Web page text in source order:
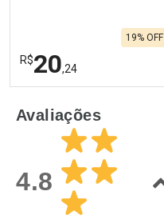
R$20,24
19% OFF
Laboratório
Por Menos
Avaliações
4.8